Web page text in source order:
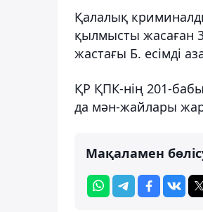
Қалалық
қылмысты жасаған
жастағы Б. есімді
ҚР ҚПК-нің 201-
да мән-жайлары
Мақаламен